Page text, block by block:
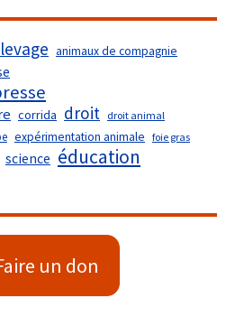
animaux de compagnie
corrida droit droit animal
expérimentation animale foie gras
science éducation
un don